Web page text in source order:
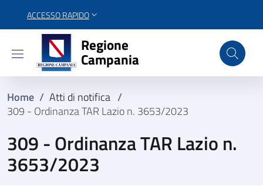
ACCESSO RAPIDO
Regione Campania
Regione
Campania
Home / Atti di notifica /
309 - Ordinanza TAR Lazio n. 3653/2023
309 - Ordinanza TAR Lazio n.
3653/2023